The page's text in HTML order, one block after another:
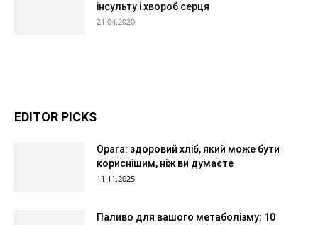
інсульту і хвороб серця
21.04.2020
EDITOR PICKS
Opara: здоровий хліб, який може бути
кориснішим, ніж ви думаєте
11.11.2025
Паливо для вашого метаболізму: 10